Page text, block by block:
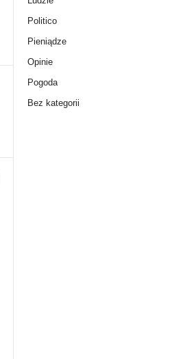
Politico
Pieniądze
Opinie
Pogoda
Bez kategorii